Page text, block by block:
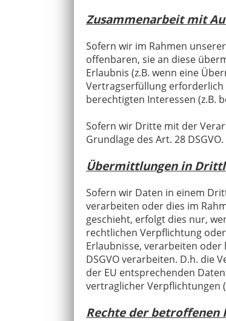
Zusammenarbeit mit
Sofern wir im Rahmen
offenbaren, sie an diese
Erlaubnis (z.B. wenn eine
Vertragserfüllung erforderlich
berechtigten Interessen (z.B.
Sofern wir Dritte mit der
Grundlage des Art. 28 DSGVO.
Übermittlungen in
Sofern wir Daten in einem
verarbeiten oder dies im
geschieht, erfolgt dies nur,
rechtlichen Verpflichtung
Erlaubnisse, verarbeiten
DSGVO verarbeiten. D.h. die
der EU entsprechenden
vertraglicher Verpflichtungen
Rechte der betroffenen